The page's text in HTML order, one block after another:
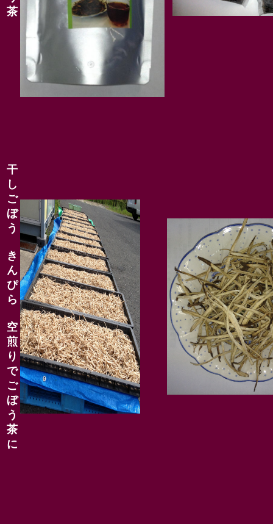
茶
干
し
ご
ぼ
う
き
ん
ぴ
ら
空
煎
り
で
ご
ぼ
う
茶
に